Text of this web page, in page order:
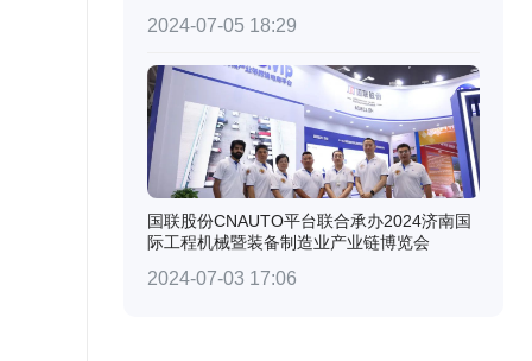
2024-07-05 18:29
国联股份CNAUTO平台联合承办2024济南国
际工程机械暨装备制造业产业链博览会
2024-07-03 17:06